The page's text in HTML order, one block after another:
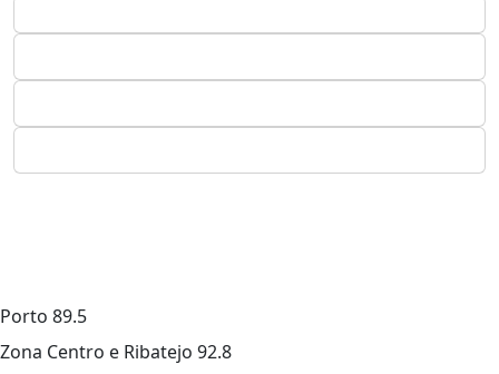
Porto 89.5
Zona Centro e Ribatejo 92.8